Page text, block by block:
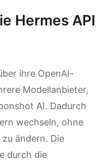
Hermes API
ihre OpenAI-
Modellanbieter,
AI. Dadurch
wechseln, ohne
ändern. Die
durch die